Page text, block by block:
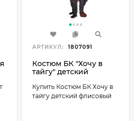
АРТИКУЛ: 1807091
Костюм БК "Хочу в
тайгу" детский
Серый
Купить Костюм БК Хочу в
тайгу детский флисовый